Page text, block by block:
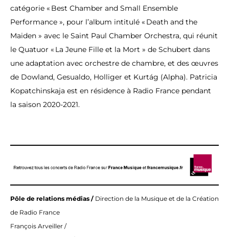
catégorie « Best Chamber and Small Ensemble
Performance », pour l’album intitulé « Death and the
Maiden » avec le Saint Paul Chamber Orchestra, qui réunit
le Quatuor « La Jeune Fille et la Mort » de Schubert dans
une adaptation avec orchestre de chambre, et des œuvres
de Dowland, Gesualdo, Holliger et Kurtág (Alpha). Patricia
Kopatchinskaja est en résidence à Radio France pendant
la saison 2020-2021.
Pôle de relations médias / Direction de la Musique et de la Création
de Radio France
François Arveiller /